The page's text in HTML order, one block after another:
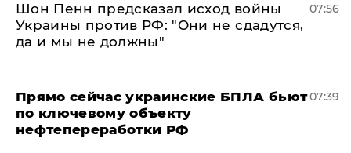
Шон Пенн предсказал исход войны
Украины против РФ: "Они не сдадутся,
да и мы не должны"
07:56
Прямо сейчас украинские БПЛА бьют
по ключевому объекту
нефтепереработки РФ
07:39